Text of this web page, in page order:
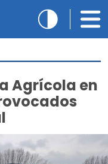
Agrícola en